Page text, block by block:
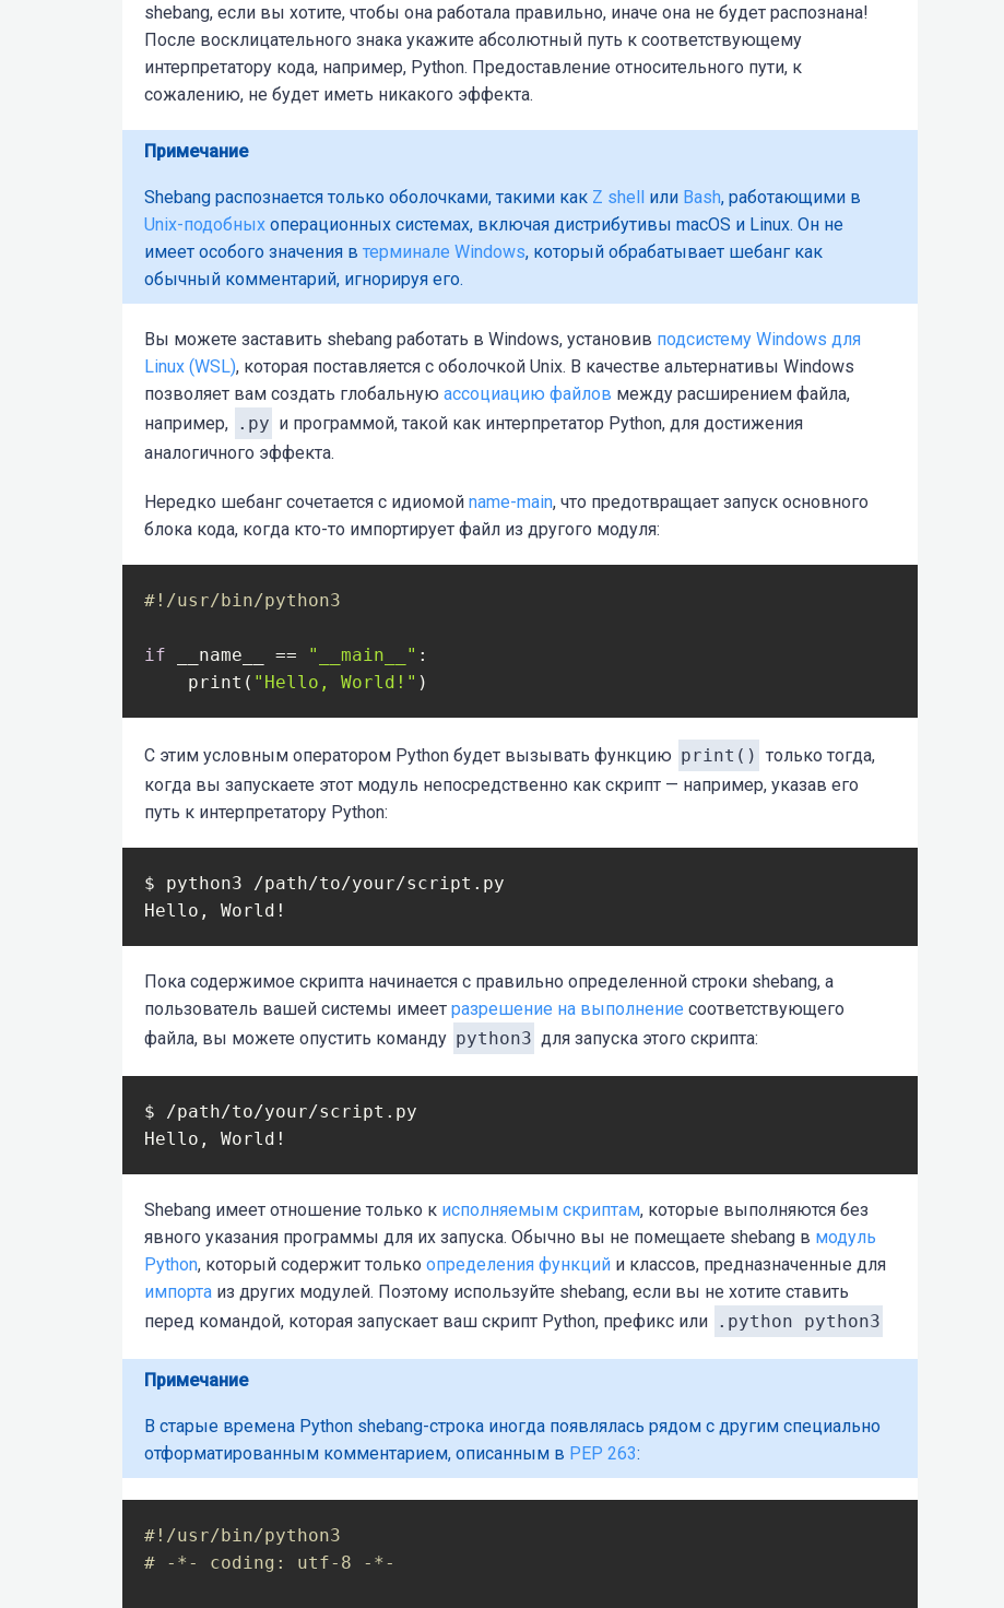
shebang, если вы хотите, чтобы она работала правильно, иначе она не будет распознана!
После восклицательного знака укажите абсолютный путь к соответствующему
интерпретатору кода, например, Python. Предоставление относительного пути, к
сожалению, не будет иметь никакого эффекта.
Примечание
Shebang распознается только оболочками, такими как Z shell или Bash, работающими в
Unix-подобных операционных системах, включая дистрибутивы macOS и Linux. Он не
имеет особого значения в терминале Windows, который обрабатывает шебанг как
обычный комментарий, игнорируя его.
Вы можете заставить shebang работать в Windows, установив подсистему Windows для
Linux (WSL), которая поставляется с оболочкой Unix. В качестве альтернативы Windows
позволяет вам создать глобальную ассоциацию файлов между расширением файла,
например, .py и программой, такой как интерпретатор Python, для достижения
аналогичного эффекта.
Нередко шебанг сочетается с идиомой name-main, что предотвращает запуск основного
блока кода, когда кто-то импортирует файл из другого модуля:
#!/usr/bin/python3
if __name__ == "__main__" :
    print(
"Hello, World!" )
С этим условным оператором Python будет вызывать функцию print() только тогда,
когда вы запускаете этот модуль непосредственно как скрипт — например, указав его
путь к интерпретатору Python:
$ python3 /path/to/your/script.py
Hello, World!
Пока содержимое скрипта начинается с правильно определенной строки shebang, а
пользователь вашей системы имеет разрешение на выполнение соответствующего
файла, вы можете опустить команду python3 для запуска этого скрипта:
$ /path/to/your/script.py
Hello, World!
Shebang имеет отношение только к исполняемым скриптам, которые выполняются без
явного указания программы для их запуска. Обычно вы не помещаете shebang в модуль
Python, который содержит только определения функций и классов, предназначенные для
импорта из других модулей. Поэтому используйте shebang, если вы не хотите ставить
перед командой, которая запускает ваш скрипт Python, префикс или . python python3
Примечание
В старые времена Python shebang-строка иногда появлялась рядом с другим специально
отформатированным комментарием, описанным в PEP 263:
#!/usr/bin/python3
# -*- coding: utf-8 -*-